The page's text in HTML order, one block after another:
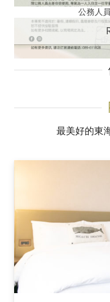
【The GAYA 重
最美好的東